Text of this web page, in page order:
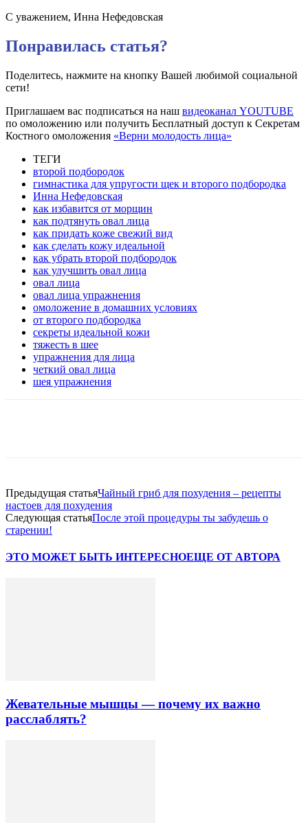
С уважением, Инна Нефедовская
Понравилась статья?
Поделитесь, нажмите на кнопку Вашей любимой социальной
сети!
Приглашаем вас подписаться на наш видеоканал YOUTUBE
по омоложению или получить Бесплатный доступ к Секретам
Костного омоложения «Верни молодость лица»
ТЕГИ
второй подбородок
гимнастика для упругости щек и второго подбородка
Инна Нефедовская
как избавится от морщин
как подтянуть овал лица
как придать коже свежий вид
как сделать кожу идеальной
как убрать второй подбородок
как улучшить овал лица
овал лица
овал лица упражнения
омоложение в домашних условиях
от второго подбородка
секреты идеальной кожи
тяжесть в шее
упражнения для лица
четкий овал лица
шея упражнения
Предыдущая статьяЧайный гриб для похудения – рецепты
настоев для похудения
Следующая статьяПосле этой процедуры ты забудешь о
старении!
ЭТО МОЖЕТ БЫТЬ ИНТЕРЕСНОЕЩЕ ОТ АВТОРА
Жевательные мышцы — почему их важно
расслаблять?